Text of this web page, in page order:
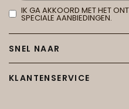
IK GA AKKOORD MET HET
SPECIALE AANBIEDINGEN.
SNEL NAAR
KLANTENSERVICE